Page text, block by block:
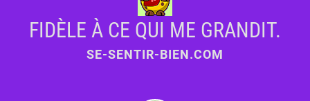
FIDÈLE À CE QUI ME GRANDIT.
SE-SENTIR-BIEN.COM